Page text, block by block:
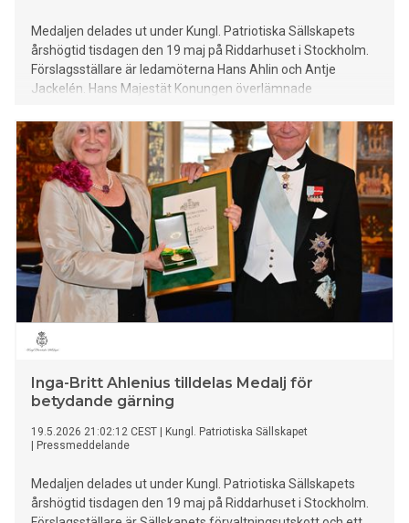
Medaljen delades ut under Kungl. Patriotiska Sällskapets
årshögtid tisdagen den 19 maj på Riddarhuset i Stockholm.
Förslagsställare är ledamöterna Hans Ahlin och Antje
Jackelén. Hans Majestät Konungen överlämnade
Inga-Britt Ahlenius tilldelas Medalj för
betydande gärning
19.5.2026 21:02:12 CEST
Kungl. Patriotiska Sällskapet
Pressmeddelande
Medaljen delades ut under Kungl. Patriotiska Sällskapets
årshögtid tisdagen den 19 maj på Riddarhuset i Stockholm.